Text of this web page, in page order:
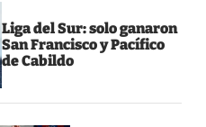
Liga del Sur: solo ganaron
San Francisco y Pacífico
de Cabildo